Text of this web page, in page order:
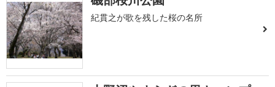
紀貫之が歌を残した桜の名所